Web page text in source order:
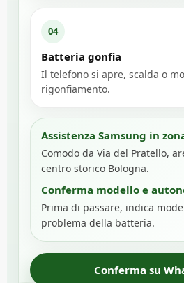
04
Batteria gonfia
Il telefono si apre, scalda o
rigonfiamento.
Assistenza Samsung in
Comodo da Via del Pratello,
centro storico Bologna.
Conferma modello e
Prima di passare, indica
problema della batteria.
Conferma su